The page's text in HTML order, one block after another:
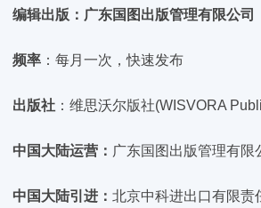
编辑出版：广东国图出版管理有限公司
频率 ：每月一次，快速发布
出版社 ：维思沃尔版社(WISVORA
中国大陆运营： 广东国图出版管理有限
中国大陆引进： 北京中科进出口有限责